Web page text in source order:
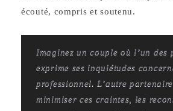
écouté, compris et soutenu.
Imaginez un couple où l’un des
exprime ses inquiétudes
professionnel. L’autre
minimiser ces craintes, les